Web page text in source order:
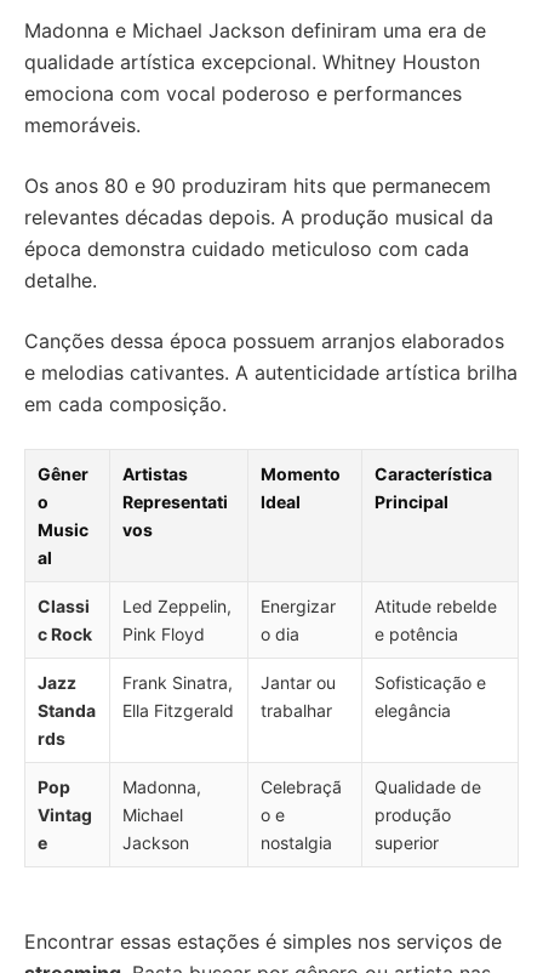
Madonna e Michael Jackson definiram uma era de
qualidade artística excepcional. Whitney Houston
emociona com vocal poderoso e performances
memoráveis.
Os anos 80 e 90 produziram hits que permanecem
relevantes décadas depois. A produção musical da
época demonstra cuidado meticuloso com cada
detalhe.
Canções dessa época possuem arranjos elaborados
e melodias cativantes. A autenticidade artística brilha
em cada composição.
Gêner
o
Music
al
Artistas
Representati
vos
Momento
Ideal
Característica
Principal
Classi
c Rock
Led Zeppelin,
Pink Floyd
Energizar
o dia
Atitude rebelde
e potência
Jazz
Standa
rds
Frank Sinatra,
Ella Fitzgerald
Jantar ou
trabalhar
Sofisticação e
elegância
Pop
Vintag
e
Madonna,
Michael
Jackson
Celebraçã
o e
nostalgia
Qualidade de
produção
superior
Encontrar essas estações é simples nos serviços de